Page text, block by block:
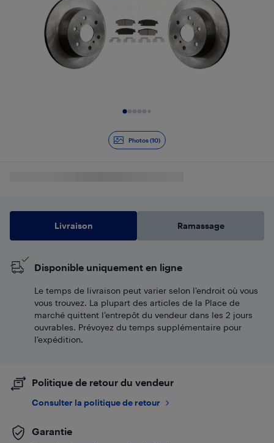
Photos (10)
Livraison Ramassage
Disponible uniquement en ligne
Le temps de livraison peut varier selon l'endroit où vous
vous trouvez. La plupart des articles de la Place de
marché quittent l’entrepôt du vendeur dans les 2 jours
ouvrables. Prévoyez du temps supplémentaire pour
l’expédition.
Politique de retour du vendeur
Consulter la politique de retour
Garantie